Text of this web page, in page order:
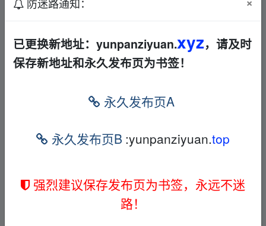
规则的底层逻辑（14.8MB） 文档 夸克
← frankxxx 15天前
动作 枪战 犯罪 夸克
2小时前
台湾惊魂记老宅篇+夜市篇+废墟篇2017国语中字7.
1G惊悚 华语 恐怖 夸克
躲藏[2015][英语中字][1080P][5.8G]惊悚恐怖 欧美
已更换新地址：yunpanziyuan.xyz，请及时
保存新地址和永久发布页为书签！
永久发布页A
永久发布页B :yunpanziyuan.top
强烈建议保存发布页为书签，永远不迷
路！